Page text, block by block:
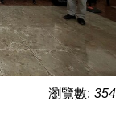
瀏覽數: 354